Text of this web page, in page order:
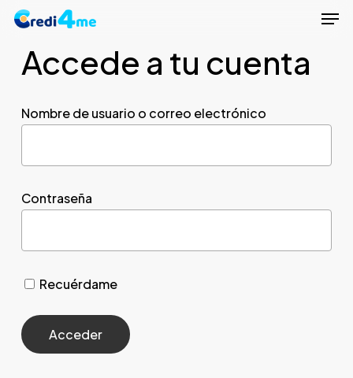
Skip
mainAccede a tu cuenta
Nombre de usuario o correo electrónico
Contraseña
Recuérdame